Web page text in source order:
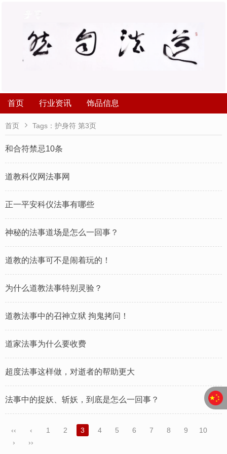
首页 行业资讯 饰品信息
首页  Tags：护身符 第3页
和合符禁忌10条
道教科仪网法事网
正一平安科仪法事有哪些
神秘的法事道场是怎么一回事？
道教的法事可不是闹着玩的！
为什么道教法事特别灵验？
道教法事中的召神立狱 拘鬼拷问！
道家法事为什么要收费
超度法事这样做，对逝者的帮助更大
法事中的捉妖、斩妖，到底是怎么一回事？
‹‹ ‹ 1 2 3 4 5 6 7 8 9
10
›
››